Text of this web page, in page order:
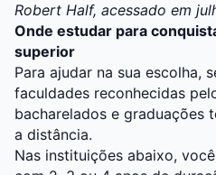
Robert Half, acessado em
Onde estudar para
superior
Para ajudar na sua escolha,
faculdades reconhecidas
bacharelados e graduações
a distância.
Nas instituições abaixo,